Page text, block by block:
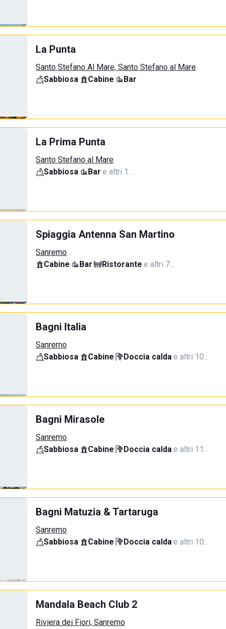
La Punta
Santo Stefano Al Mare, Santo Stefano al Mare
Sabbiosa· Cabine·
Bar
La Prima Punta
Santo Stefano al Mare
Sabbiosa· Bar·e altri 1…
Spiaggia Antenna San Martino
Sanremo
Cabine· Bar· Ristorante·e altri 7…
Bagni Italia
Sanremo
Sabbiosa· Cabine· Doccia calda·e altri 10…
Bagni Mirasole
Sanremo
Sabbiosa· Cabine· Doccia calda·e altri 11…
Bagni Matuzia & Tartaruga
Sanremo
Sabbiosa· Cabine· Doccia calda·e altri 10…
Mandala Beach Club 2
Riviera dei Fiori, Sanremo